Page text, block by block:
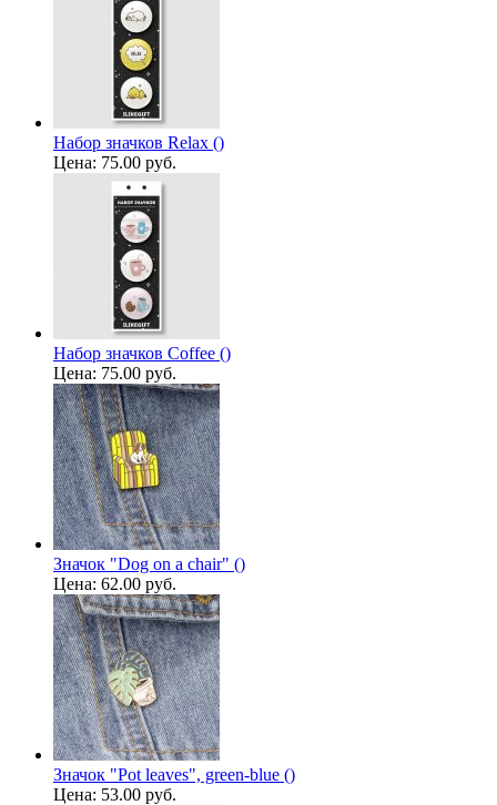
Набор значков Relax ()
Цена: 75.00 руб.
Набор значков Coffee ()
Цена: 75.00 руб.
Значок "Dog on a chair" ()
Цена: 62.00 руб.
Значок "Pot leaves", green-blue ()
Цена: 53.00 руб.